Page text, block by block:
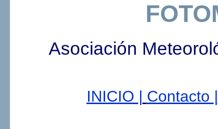
Asociación
INICIO | Contacto |